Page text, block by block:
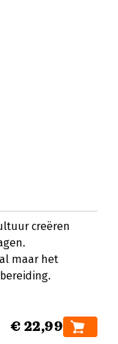
creëren
maar het
€ 22,99